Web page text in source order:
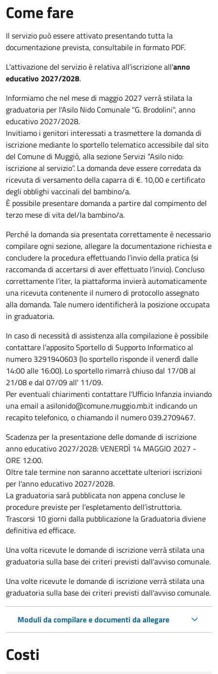
Come fare
Il servizio può essere attivato presentando tutta la
documentazione prevista, consultabile in formato PDF.
L'attivazione del servizio è relativa all'iscrizione all'anno
educativo 2027/2028.
Informiamo che nel mese di maggio 2027 verrà stilata la
graduatoria per l'Asilo Nido Comunale "G. Brodolini", anno
educativo 2027/2028.
Invitiamo i genitori interessati a trasmettere la domanda di
iscrizione mediante lo sportello telematico accessibile dal sito
del Comune di Muggiò, alla sezione Servizi “Asilo nido:
iscrizione al servizio”. La domanda deve essere corredata da
ricevuta di versamento della caparra di €. 10,00 e certificato
degli obblighi vaccinali del bambino/a.
È possibile presentare domanda a partire dal compimento del
terzo mese di vita del/la bambino/a.
Perché la domanda sia presentata correttamente è necessario
compilare ogni sezione, allegare la documentazione richiesta e
concludere la procedura effettuando l’invio della pratica (si
raccomanda di accertarsi di aver effettuato l’invio). Concluso
correttamente l’iter, la piattaforma invierà automaticamente
una ricevuta contenente il numero di protocollo assegnato
alla domanda. Tale numero identificherà la posizione occupata
in graduatoria.
In caso di necessità di assistenza alla compilazione è possibile
contattare l’apposito Sportello di Supporto Informatico al
numero 3291940603 (lo sportello risponde il venerdì dalle
14:00 alle 16:00). Lo sportello rimarrà chiuso dal 17/08 al
21/08 e dal 07/09 all' 11/09.
Per eventuali chiarimenti contattare l’Ufficio Infanzia inviando
una email a asilonido@comune.muggio.mb.it indicando un
recapito telefonico, o chiamando il numero 039.2709467.
Scadenza per la presentazione delle domande di iscrizione
anno educativo 2027/2028: VENERDÌ 14 MAGGIO 2027 -
ORE 12:00.
Oltre tale termine non saranno accettate ulteriori iscrizioni
per l'anno educativo 2027/2028.
La graduatoria sarà pubblicata non appena concluse le
procedure previste per l’espletamento dell’istruttoria.
Trascorsi 10 giorni dalla pubblicazione la Graduatoria diviene
definitiva ed efficace.
Una volta ricevute le domande di iscrizione verrà stilata una
graduatoria sulla base dei criteri previsti dall'avviso comunale.
Una volte ricevute le domande di iscrizione verrà stilata una
graduatoria sulla base dei criteri previsti dall'avviso comunale.
Moduli da compilare e documenti da allegare
Costi